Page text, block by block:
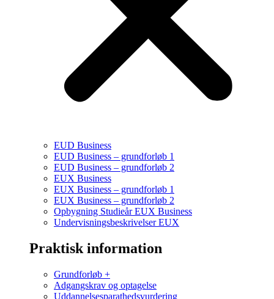
EUD Business
EUD Business – grundforløb 1
EUD Business – grundforløb 2
EUX Business
EUX Business – grundforløb 1
EUX Business – grundforløb 2
Opbygning Studieår EUX Business
Undervisningsbeskrivelser EUX
Praktisk information
Grundforløb +
Adgangskrav og optagelse
Uddannelsesparathedsvurdering